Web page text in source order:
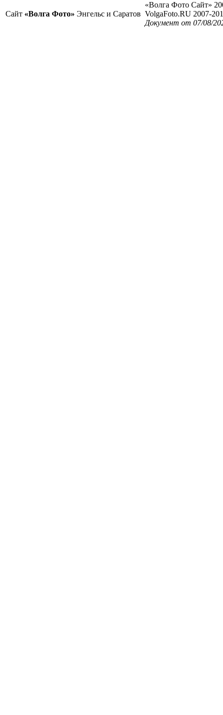
Сайт «Волга Фото» Энгельс и Саратов
«Волга Фото Сайт»
VolgaFoto.RU 2007-
Документ от 07/08/